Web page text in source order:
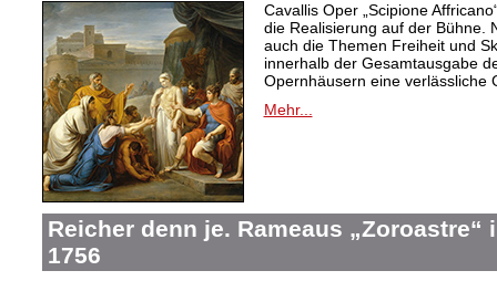
Cavallis Oper „Scipione
die Realisierung auf der Bühne.
auch die Themen Freiheit und
innerhalb der Gesamtausgabe
Opernhäusern eine verlässliche
Mehr...
Reicher denn je. Rameaus „Zoroastre“
1756